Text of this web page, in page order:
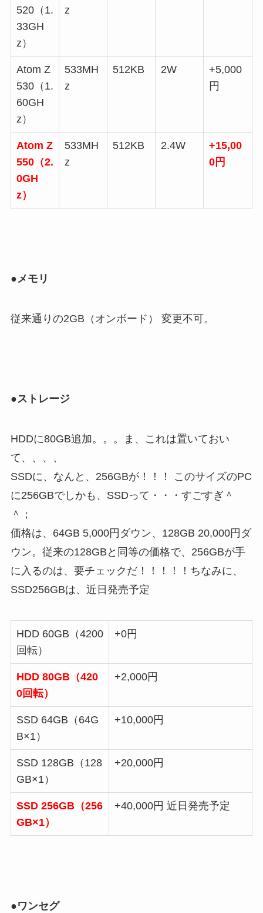
520（1.
33GH
z）
z
Atom Z
530（1.
60GH
z）
533MH
z
512KB 2W
+5,000
円
Atom Z
550（2.
0GH
z）
533MH
z
512KB 2.4W
+15,00
0円
●メモリ
従来通りの2GB（オンボード） 変更不可。
●ストレージ
HDDに80GB追加。。。ま、これは置いておい
て、、、、
SSDに、なんと、256GBが！！！ このサイズのPC
に256GBでしかも、SSDって・・・すごすぎ＾
＾；
価格は、64GB 5,000円ダウン、128GB 20,000円ダ
ウン。従来の128GBと同等の価格で、256GBが手
に入るのは、要チェックだ！！！！！ちなみに、
SSD256GBは、近日発売予定
HDD 60GB（4200
回転）
+0円
HDD 80GB（420
0回転）
+2,000円
SSD 64GB（64G
B×1）
+10,000円
SSD 128GB（128
GB×1）
+20,000円
SSD 256GB（256
GB×1）
+40,000円 近日発売予定
●ワンセグ